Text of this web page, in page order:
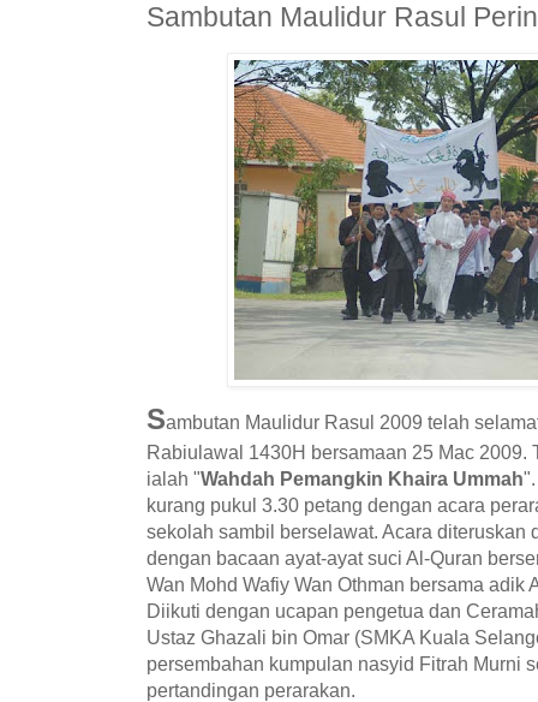
Sambutan Maulidur Rasul
Sambutan Maulidur Rasul 2009 telah
Rabiulawal 1430H bersamaan 25 Mac 2009.
ialah "Wahdah Pemangkin Khaira Ummah
kurang pukul 3.30 petang dengan acara
sekolah sambil berselawat. Acara diteruskan
dengan bacaan ayat-ayat suci Al-Quran
Wan Mohd Wafiy Wan Othman bersama adik
Diikuti dengan ucapan pengetua dan
Ustaz Ghazali bin Omar (SMKA Kuala
persembahan kumpulan nasyid Fitrah Murni
pertandingan perarakan.